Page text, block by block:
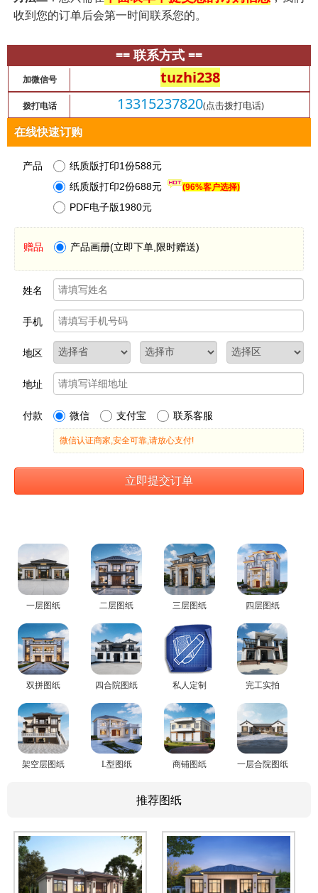
收到您的订单后会第一时间联系您的。
== 联系方式 ==
加微信号 tuzhi238
拨打电话 13315237820(点击拨打电话)
一层图纸 二层图纸 三层图纸 四层图纸
双拼图纸 四合院图纸 私人定制 完工实拍
架空层图纸 L型图纸 商铺图纸 一层合院图纸
推荐图纸